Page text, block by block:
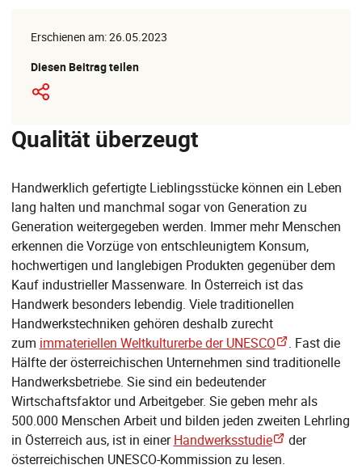
Erschienen am: 26.05.2023
Diesen Beitrag teilen
Qualität überzeugt
Handwerklich gefertigte Lieblingsstücke können ein Leben
lang halten und manchmal sogar von Generation zu
Generation weitergegeben werden. Immer mehr Menschen
erkennen die Vorzüge von entschleunigtem Konsum,
hochwertigen und langlebigen Produkten gegenüber dem
Kauf industrieller Massenware. In Österreich ist das
Handwerk besonders lebendig. Viele traditionellen
Handwerkstechniken gehören deshalb zurecht
zum immateriellen Weltkulturerbe der UNESCO
. Fast die
Hälfte der österreichischen Unternehmen sind traditionelle
Handwerksbetriebe. Sie sind ein bedeutender
Wirtschaftsfaktor und Arbeitgeber. Sie geben mehr als
500.000 Menschen Arbeit und bilden jeden zweiten Lehrling
in Österreich aus, ist in einerHandwerksstudie
der
österreichischen UNESCO-Kommission zu lesen.